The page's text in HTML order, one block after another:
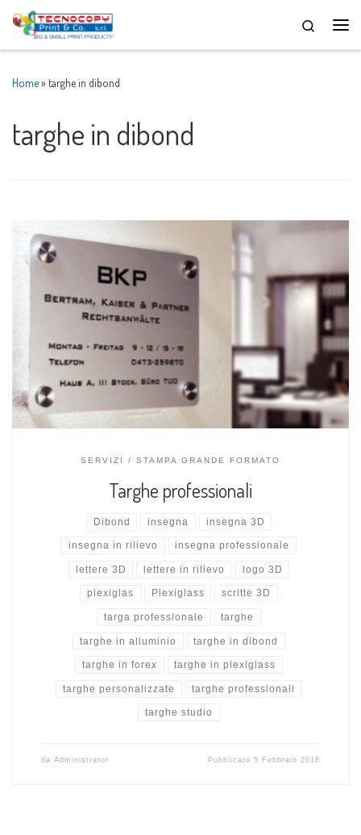
Skip to content
Home» targhe in dibond
targhe in dibond
SERVIZI STAMPA GRANDE FORMATO
Targhe professionali
Dibond insegna insegna 3D
insegna in rilievo insegna professionale
lettere 3D lettere in rilievo logo 3D
plexiglas Plexiglass scritte 3D
targa professionale targhe
targhe in alluminio targhe in dibond
targhe in forex targhe in plexiglass
targhe personalizzate targhe professionali
targhe studio
da Administrator Pubblicato5 Febbraio 2018